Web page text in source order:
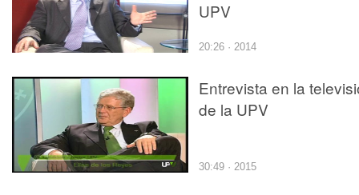
UPV
20:26 · 2014
Entrevista en la
de la UPV
30:49 · 2015